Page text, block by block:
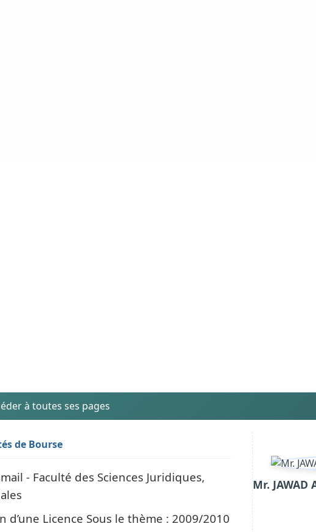
à toutes ses pages
de Bourse
- Faculté des Sciences Juridiques,
d’une Licence Sous le thème : 2009/2010
Mr. JAWAD